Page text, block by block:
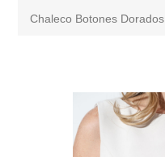
Chaleco Botones Dorados